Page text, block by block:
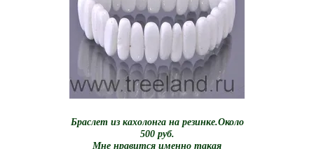
Браслет из кахолонга на резинке.Около
500 руб.
Мне нравится именно такая